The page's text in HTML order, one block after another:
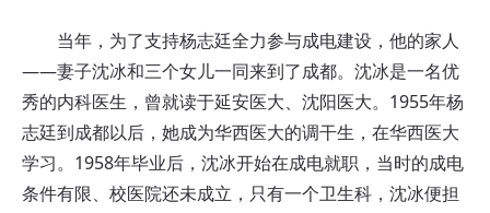
当年，为了支持杨志廷全力参与成电建设，他的家人
——妻子沈冰和三个女儿一同来到了成都。沈冰是一名优
秀的内科医生，曾就读于延安医大、沈阳医大。1955年杨
志廷到成都以后，她成为华西医大的调干生，在华西医大
学习。1958年毕业后，沈冰开始在成电就职，当时的成电
条件有限、校医院还未成立，只有一个卫生科，沈冰便担